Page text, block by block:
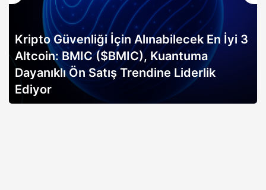
Kripto Güvenliği İçin Alınabilecek En İyi 3
Altcoin: BMIC ($BMIC), Kuantuma
Dayanıklı Ön Satış Trendine Liderlik
Ediyor